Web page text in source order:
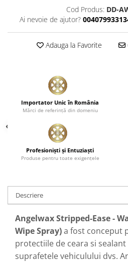
Cod Produs: DD-
Ai nevoie de ajutor?
Adauga la Favorite
Importator Unic în România
Mărci de referinţă din domeniu
Profesionişti şi Entuziaşti
Produse pentru toate exigenţele
Descriere
Angelwax Stripped-Ease -
Wipe Spray)a fost conceput
protectiile de ceara si
suprafetele vehiculului dvs.